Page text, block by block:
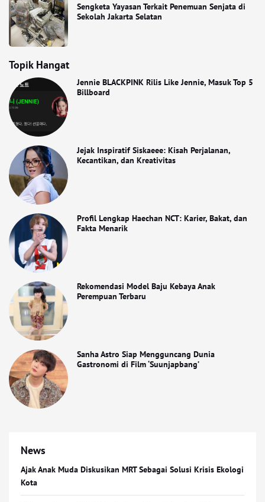
Sengketa Yayasan Terkait Penemuan Senjata di
Sekolah Jakarta Selatan
Topik Hangat
Jennie BLACKPINK Rilis Like Jennie, Masuk Top 5
Billboard
Jejak Inspiratif Siskaeee: Kisah Perjalanan,
Kecantikan, dan Kreativitas
Profil Lengkap Haechan NCT: Karier, Bakat, dan
Fakta Menarik
Rekomendasi Model Baju Kebaya Anak
Perempuan Terbaru
Sanha Astro Siap Mengguncang Dunia
Gastronomi di Film ‘Suunjapbang’
News
Ajak Anak Muda Diskusikan MRT Sebagai Solusi Krisis Ekologi
Kota